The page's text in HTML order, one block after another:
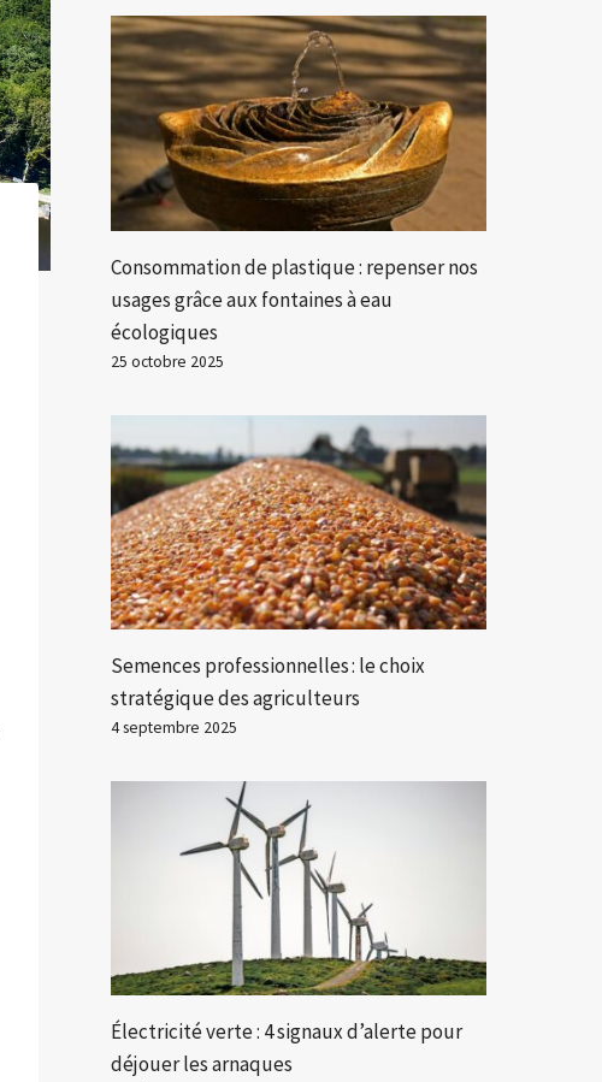
Consommation de plastique : repenser nos
usages grâce aux fontaines à eau
écologiques
25 octobre 2025
Semences professionnelles : le choix
stratégique des agriculteurs
4 septembre 2025
Électricité verte : 4 signaux d’alerte pour
déjouer les arnaques